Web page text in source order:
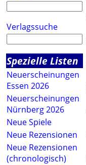
Verlagssuche
Spezielle Listen
Neuerscheinungen
Essen 2026
Neuerscheinungen
Nürnberg 2026
Neue Spiele
Neue Rezensionen
Neue Rezensionen
(chronologisch)